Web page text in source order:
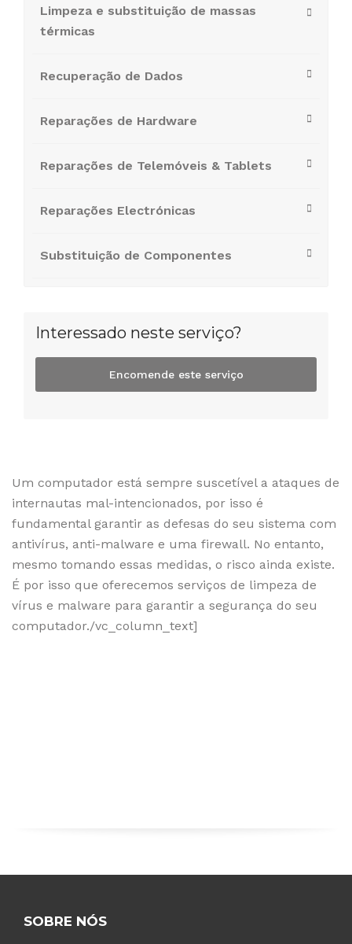
Limpeza e substituição de massas
térmicas
Recuperação de Dados
Reparações de Hardware
Reparações de Telemóveis & Tablets
Reparações Electrónicas
Substituição de Componentes
Interessado neste serviço?
Encomende este serviço
Um computador está sempre suscetível a ataques de
internautas mal-intencionados, por isso é
fundamental garantir as defesas do seu sistema com
antivírus, anti-malware e uma firewall. No entanto,
mesmo tomando essas medidas, o risco ainda existe.
É por isso que oferecemos serviços de limpeza de
vírus e malware para garantir a segurança do seu
computador./vc_column_text]
SOBRE NÓS